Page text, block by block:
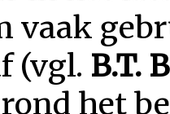
vaak
(vgl. B.T.
rond het